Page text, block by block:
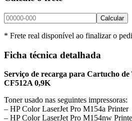
Calcular
* Frete real disponível ao finalizar o
Ficha técnica detalhada
Serviço de recarga para Cartucho
CF512A 0,9K
Toner usado nas seguintes impressoras:
– HP Color LaserJet Pro M154a Printer
– HP Color LaserJet Pro M154nw